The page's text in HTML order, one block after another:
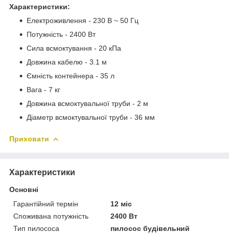
Характеристики:
Електроживлення - 230 В ~ 50 Гц
Потужність - 2400 Вт
Сила всмоктування - 20 кПа
Довжина кабелю - 3.1 м
Ємність контейнера - 35 л
Вага - 7 кг
Довжина всмоктувальної труби - 2 м
Діаметр всмоктувальної труби - 36 мм
Приховати
Характеристики
Основні
Гарантійний термін
12 міс
Споживана потужність
2400 Вт
Тип пилососа
пилосос будівельний